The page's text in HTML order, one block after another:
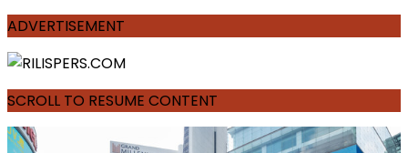
ADVERTISEMENT
SCROLL TO RESUME CONTENT